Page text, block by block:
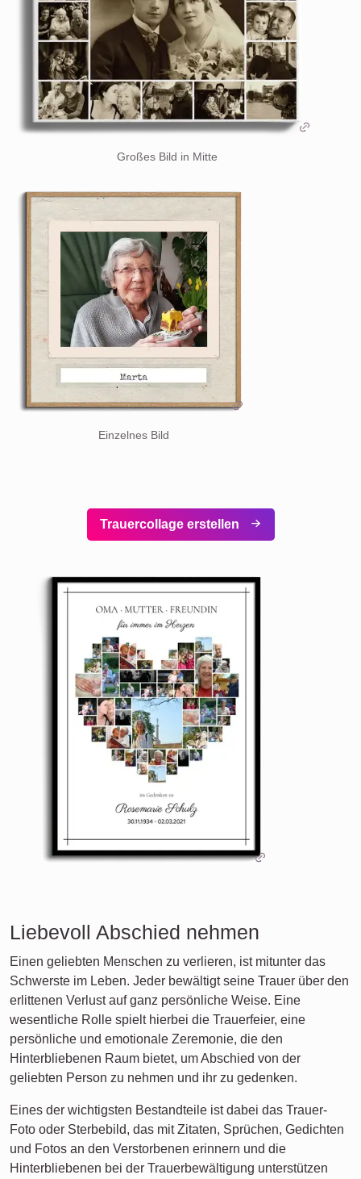
Großes Bild in Mitte
Einzelnes Bild
Trauercollage erstellen
Liebevoll Abschied nehmen
Einen geliebten Menschen zu verlieren, ist mitunter das
Schwerste im Leben. Jeder bewältigt seine Trauer über den
erlittenen Verlust auf ganz persönliche Weise. Eine
wesentliche Rolle spielt hierbei die Trauerfeier, eine
persönliche und emotionale Zeremonie, die den
Hinterbliebenen Raum bietet, um Abschied von der
geliebten Person zu nehmen und ihr zu gedenken.
Eines der wichtigsten Bestandteile ist dabei das Trauer-
Foto oder Sterbebild, das mit Zitaten, Sprüchen, Gedichten
und Fotos an den Verstorbenen erinnern und die
Hinterbliebenen bei der Trauerbewältigung unterstützen